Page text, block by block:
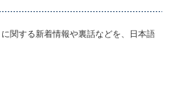
関する新着情報や裏話などを、日本語